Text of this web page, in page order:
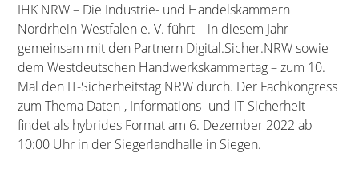
IHK NRW – Die Industrie- und Handelskammern
Nordrhein-Westfalen e. V. führt – in diesem Jahr
gemeinsam mit den Partnern Digital.Sicher.NRW sowie
dem Westdeutschen Handwerkskammertag – zum 10.
Mal den IT-Sicherheitstag NRW durch. Der Fachkongress
zum Thema Daten-, Informations- und IT-Sicherheit
findet als hybrides Format am 6. Dezember 2022 ab
10:00 Uhr in der Siegerlandhalle in Siegen.